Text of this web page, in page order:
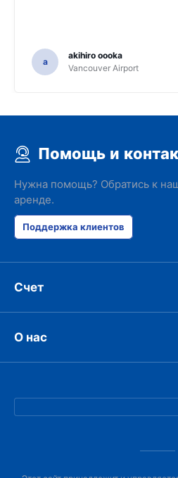
a
akihiro oooka
Vancouver Airport
Помощь и
Нужна помощь? Обратись к
аренде.
Поддержка клиентов
Счет
О нас